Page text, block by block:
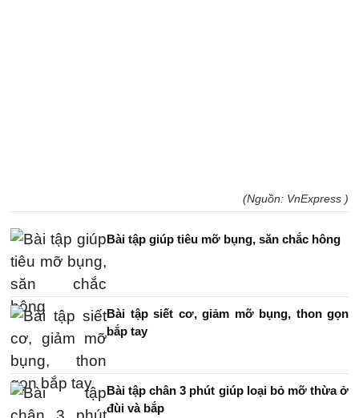
(Nguồn: VnExpress )
Bài tập giúp tiêu mỡ bụng, săn chắc hông
Bài tập siết cơ, giảm mỡ bụng, thon gọn
bắp tay
Bài tập chân 3 phút giúp loại bỏ mỡ thừa ở
đùi và bắp